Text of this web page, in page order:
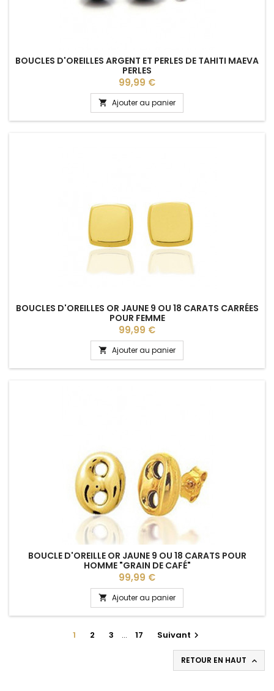
BOUCLES D'OREILLES ARGENT ET PERLES DE TAHITI MAEVA
PERLES
Prix
99,99 €
 Ajouter au panier
BOUCLES D'OREILLES OR JAUNE 9 OU 18 CARATS CARRÉES
POUR FEMME
Prix
99,99 €
 Ajouter au panier
BOUCLE D'OREILLE OR JAUNE 9 OU 18 CARATS POUR
HOMME "GRAIN DE CAFÉ"
Prix
99,99 €
 Ajouter au panier
1 2 3 … 17 Suivant 
RETOUR EN HAUT 